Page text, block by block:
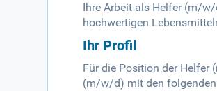
Ihre Arbeit als Helfer (m/
hochwertigen
Ihr Profil
Für die Position der
(m/w/d) mit den